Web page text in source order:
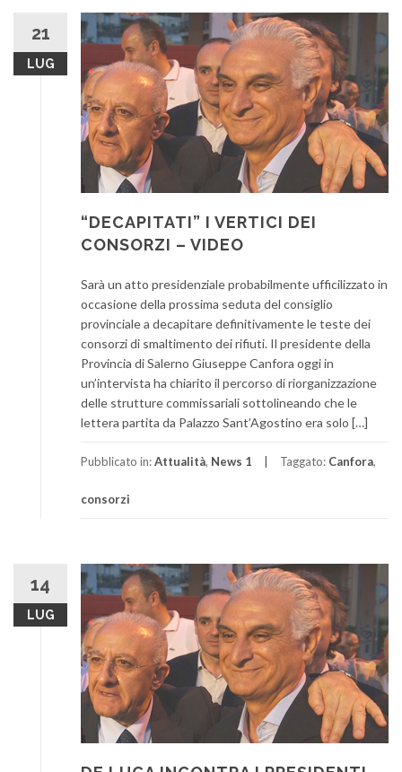
21
LUG
“DECAPITATI” I VERTICI DEI
CONSORZI – VIDEO
Sarà un atto presidenziale probabilmente ufficilizzato in
occasione della prossima seduta del consiglio
provinciale a decapitare definitivamente le teste dei
consorzi di smaltimento dei rifiuti. Il presidente della
Provincia di Salerno Giuseppe Canfora oggi in
un’intervista ha chiarito il percorso di riorganizzazione
delle strutture commissariali sottolineando che le
lettera partita da Palazzo Sant’Agostino era solo […]
Pubblicato in:Attualità, News 1 Taggato: Canfora,
consorzi
14
LUG